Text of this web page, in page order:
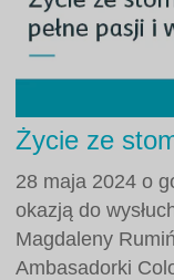
Życie ze
28 maja 2024 o
okazją do
Magdaleny
Ambasadorki